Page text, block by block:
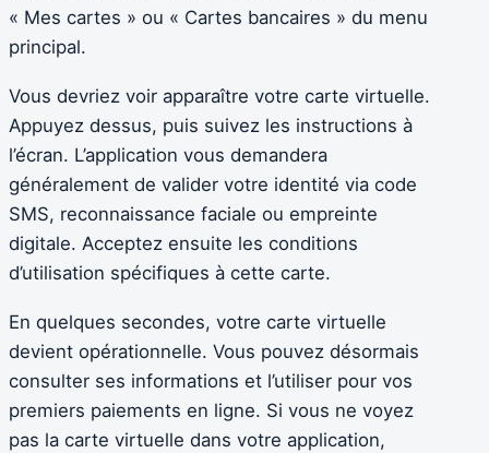
« Mes cartes » ou « Cartes bancaires » du menu
principal.
Vous devriez voir apparaître votre carte virtuelle.
Appuyez dessus, puis suivez les instructions à
l’écran. L’application vous demandera
généralement de valider votre identité via code
SMS, reconnaissance faciale ou empreinte
digitale. Acceptez ensuite les conditions
d’utilisation spécifiques à cette carte.
En quelques secondes, votre carte virtuelle
devient opérationnelle. Vous pouvez désormais
consulter ses informations et l’utiliser pour vos
premiers paiements en ligne. Si vous ne voyez
pas la carte virtuelle dans votre application,